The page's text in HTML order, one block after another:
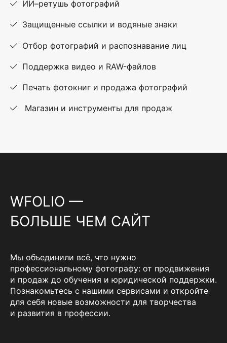
ИИ–ретушь фотографий
Защищенные ссылки и водяные знаки
Отбор фотографий и распознавание лиц
Поддержка видео и RAW-файлов
Печать фотокниг и продажа фотографий
Магазин и инструменты для продаж
WFOLIO —
БОЛЬШЕ ЧЕМ САЙТ
Мы объединили всё, что нужно
профессиональному фотографу: от продвижения
и продаж до обучения и юридической поддержки.
Познакомьтесь с нашими сервисами и откройте
для себя новые возможности для творчества
и развития в профессии.